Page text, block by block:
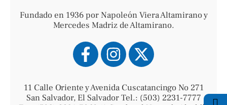
Fundado en 1936 por Napoleón Viera Altamirano y
Mercedes Madriz de Altamirano.
11 Calle Oriente y Avenida Cuscatancingo No 271
San Salvador, El Salvador Tel.: (503) 2231-7777